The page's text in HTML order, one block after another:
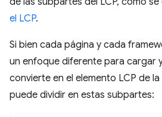
el LCP.
Si bien cada página y cada
un enfoque diferente para cargar
convierte en el elemento LCP de
puede dividir en estas subpartes: